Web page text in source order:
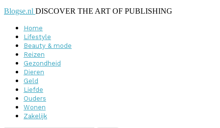
Blogse.nl DISCOVER THE ART OF PUBLISHING
Home
Lifestyle
Beauty & mode
Reizen
Gezondheid
Dieren
Geld
Liefde
Ouders
Wonen
Zakelijk